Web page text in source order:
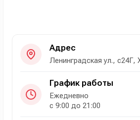
Адрес
Ленинградская ул.,
График работы
Ежедневно
с 9:00 до 21:00